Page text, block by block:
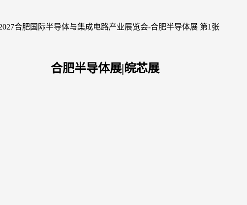
合肥半导体展|皖芯展